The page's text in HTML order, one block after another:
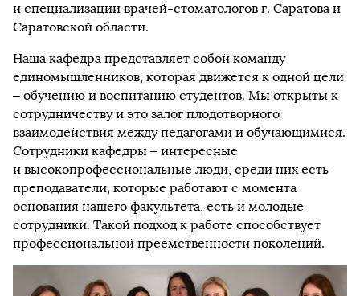
и специализации врачей-стоматологов г. Саратова и
Саратовской области.
Наша кафедра представляет собой команду
единомышленников, которая движется к одной цели
– обучению и воспитанию студентов. Мы открыты к
сотрудничеству и это залог плодотворного
взаимодействия между педагогами и обучающимися.
Сотрудники кафедры – интересные
и высокопрофессиональные люди, среди них есть
преподаватели, которые работают с момента
основания нашего факультета, есть и молодые
сотрудники. Такой подход к работе способствует
профессиональной преемственности поколений.